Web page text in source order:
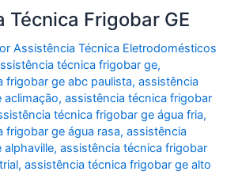
Técnica Frigobar GE
Assistência Técnica Eletrodomésticos
técnica frigobar ge,
frigobar ge abc paulista,assistência
aclimação,assistência técnica frigobar
técnica frigobar ge água fria,
frigobar ge água rasa,assistência
alphaville,assistência técnica frigobar
,assistência técnica frigobar ge alto